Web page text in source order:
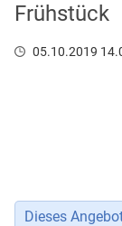
Frühstück
05.10.2019
Dieses